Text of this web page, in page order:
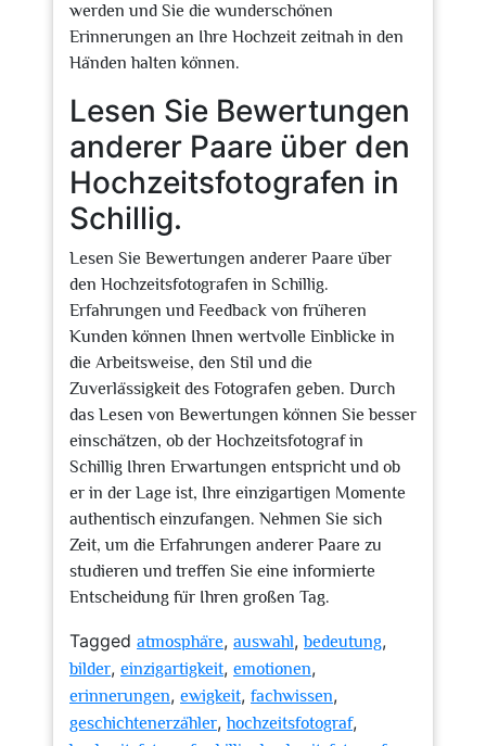
werden und Sie die wunderschönen
Erinnerungen an Ihre Hochzeit zeitnah in den
Händen halten können.
Lesen Sie Bewertungen
anderer Paare über den
Hochzeitsfotografen in
Schillig.
Lesen Sie Bewertungen anderer Paare über
den Hochzeitsfotografen in Schillig.
Erfahrungen und Feedback von früheren
Kunden können Ihnen wertvolle Einblicke in
die Arbeitsweise, den Stil und die
Zuverlässigkeit des Fotografen geben. Durch
das Lesen von Bewertungen können Sie besser
einschätzen, ob der Hochzeitsfotograf in
Schillig Ihren Erwartungen entspricht und ob
er in der Lage ist, Ihre einzigartigen Momente
authentisch einzufangen. Nehmen Sie sich
Zeit, um die Erfahrungen anderer Paare zu
studieren und treffen Sie eine informierte
Entscheidung für Ihren großen Tag.
Tagged atmosphäre, auswahl,bedeutung,
bilder, einzigartigkeit, emotionen,
erinnerungen, ewigkeit, fachwissen,
geschichtenerzähler,hochzeitsfotograf,